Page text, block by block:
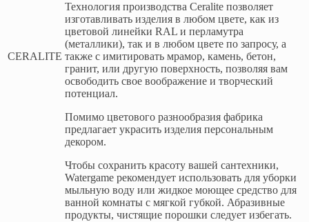
CERALITE
Технология производства Ceralite позволяет
изготавливать изделия в любом цвете, как из
цветовой линейки RAL и перламутра
(металлики), так и в любом цвете по запросу, а
также с имитировать мрамор, камень, бетон,
гранит, или другую поверхность, позволяя вам
освободить свое воображение и творческий
потенциал.
Помимо цветового разнообразия фабрика
предлагает украсить изделия персональным
декором.
Чтобы сохранить красоту вашей сантехники,
Watergame рекомендует использовать для уборки
мыльную воду или жидкое моющее средство для
ванной комнаты с мягкой губкой. Абразивные
продукты, чистящие порошки следует избегать.